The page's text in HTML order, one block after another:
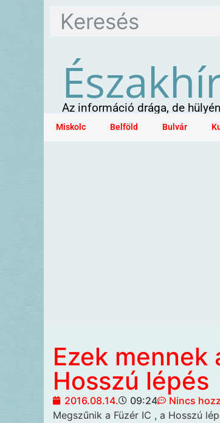
Az információ drága, de
Miskolc Belföld Bulvár
Ezek mennek
Hosszú lépés
2016.08.14. 09:24
Nincs
Megszűnik a Füzér IC , a Hosszú